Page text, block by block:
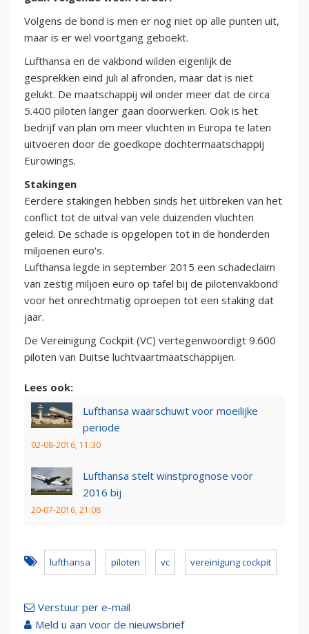
Volgens de bond is men er nog niet op alle punten uit,
maar is er wel voortgang geboekt.
Lufthansa en de vakbond wilden eigenlijk de
gesprekken eind juli al afronden, maar dat is niet
gelukt. De maatschappij wil onder meer dat de circa
5.400 piloten langer gaan doorwerken. Ook is het
bedrijf van plan om meer vluchten in Europa te laten
uitvoeren door de goedkope dochtermaatschappij
Eurowings.
Stakingen
Eerdere stakingen hebben sinds het uitbreken van het
conflict tot de uitval van vele duizenden vluchten
geleid. De schade is opgelopen tot in de honderden
miljoenen euro's.
Lufthansa legde in september 2015 een schadeclaim
van zestig miljoen euro op tafel bij de pilotenvakbond
voor het onrechtmatig oproepen tot een staking dat
jaar.
De Vereinigung Cockpit (VC) vertegenwoordigt 9.600
piloten van Duitse luchtvaartmaatschappijen.
Lees ook:
Lufthansa waarschuwt voor moeilijke
periode
02-08-2016, 11:30
Lufthansa stelt winstprognose voor
2016 bij
20-07-2016, 21:08
lufthansa piloten vc vereinigung cockpit
Verstuur per e-mail
Meld u aan voor de nieuwsbrief